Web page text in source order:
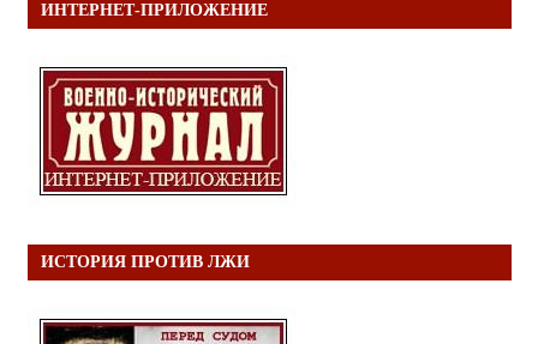
ИНТЕРНЕТ-ПРИЛОЖЕНИЕ
ИСТОРИЯ ПРОТИВ ЛЖИ